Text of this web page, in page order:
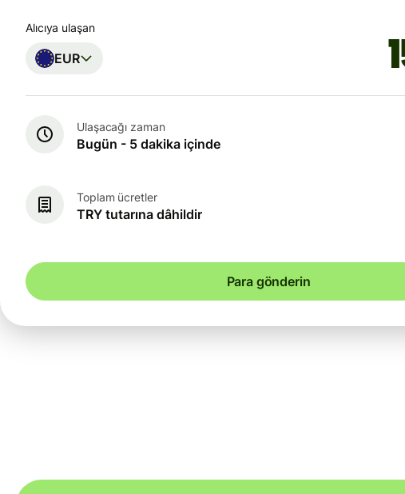
Alıcıya ulaşan
EUR
Ulaşacağı zaman
Bugün - 5 dakika içinde
Toplam ücretler
TRY tutarına dâhildir
Para gönderin